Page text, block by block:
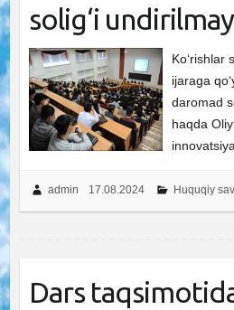
solig‘i
Ko‘rishlar
ijaraga
daromad
haqda
admin 17.08.2024 Huquqiy
Dars